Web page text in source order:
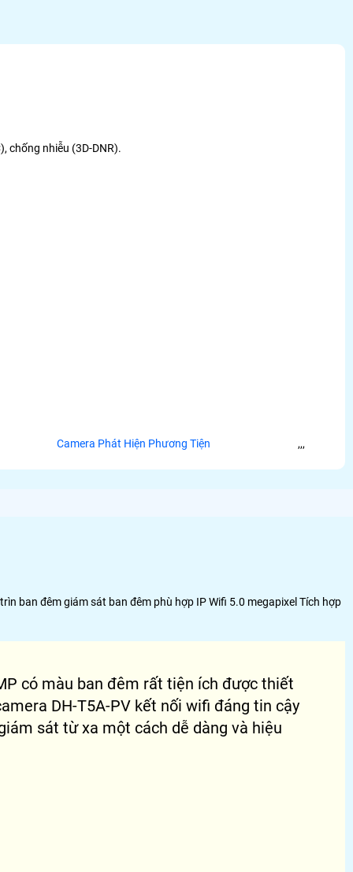
chống nhiễu (3D-DNR).
,,,
Camera Phát Hiện Phương Tiện
ban đêm giám sát ban đêm phù hợp IP Wifi 5.0 megapixel Tích hợp
có màu ban đêm rất tiện ích được thiết
DH-T5A-PV kết nối wifi đáng tin cậy
sát từ xa một cách dễ dàng và hiệu